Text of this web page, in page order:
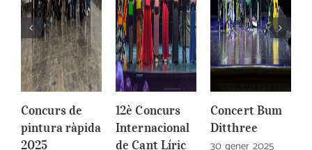
Concurs de
pintura ràpida
2025
12è Concurs
Internacional
de Cant Líric
Concert Bum
Ditthree
30 gener 2025